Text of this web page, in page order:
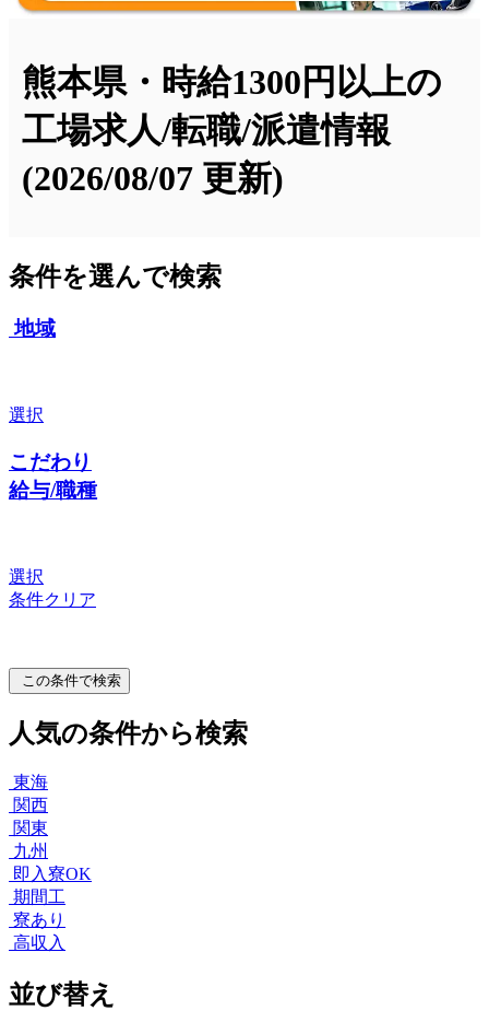
熊本県・時給1300円以上の
工場求人/転職/派遣情報
(2026/08/07 更新)
条件を選んで検索
地域
選択
こだわり
給与/職種
選択
条件クリア
この条件で検索
人気の条件から検索
東海
関西
関東
九州
即入寮OK
期間工
寮あり
高収入
並び替え